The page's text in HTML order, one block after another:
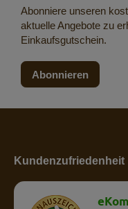
Abonniere unseren
aktuelle Angebote zu
Einkaufsgutschein.
Abonnieren
Kundenzufriedenheit